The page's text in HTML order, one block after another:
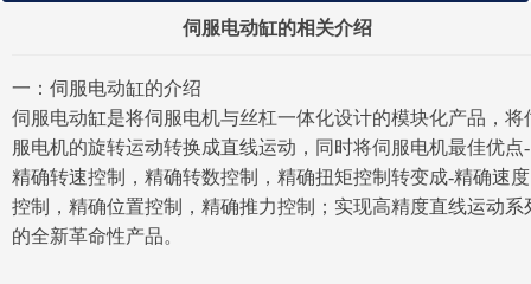
伺服电动缸的相关介绍
一：伺服电动缸的介绍
伺服电动缸是将伺服电机与丝杠一体化设计的模块化产品，将
服电机的旋转运动转换成直线运动，同时将伺服电机最佳优点-
精确转速控制，精确转数控制，精确扭矩控制转变成-精确速度
控制，精确位置控制，精确推力控制；实现高精度直线运动系
的全新革命性产品。